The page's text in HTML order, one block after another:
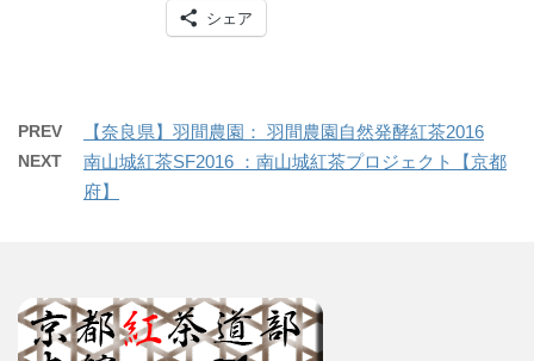
シェア
PREV 【奈良県】羽間農園： 羽間農園自然発酵紅茶2016
NEXT
南山城紅茶SF2016 ：南山城紅茶プロジェクト【京都
府】